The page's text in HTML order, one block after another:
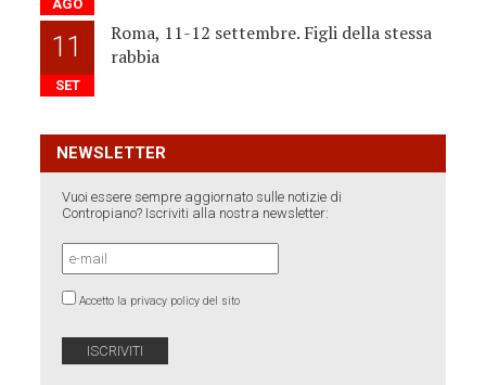
AGO
11
SET
Roma, 11-12 settembre. Figli della stessa
rabbia
NEWSLETTER
Vuoi essere sempre aggiornato sulle notizie di
Contropiano? Iscriviti alla nostra newsletter:
Accetto la privacy policy del sito